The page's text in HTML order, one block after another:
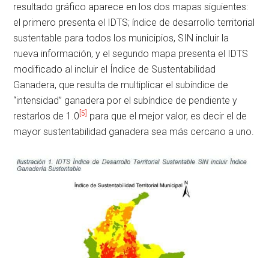
resultado gráfico aparece en los dos mapas siguientes:
el primero presenta el IDTS; índice de desarrollo territorial
sustentable para todos los municipios, SIN incluir la
nueva información, y el segundo mapa presenta el IDTS
modificado al incluir el Índice de Sustentabilidad
Ganadera, que resulta de multiplicar el subíndice de
“intensidad” ganadera por el subíndice de pendiente y
restarlos de 1.0 [5]
para que el mejor valor, es decir el de
mayor sustentabilidad ganadera sea más cercano a uno.